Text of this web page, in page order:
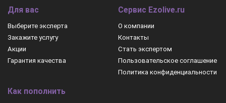
Для вас
Выберите эксперта
Закажите услугу
Акции
Гарантия качества
Сервис Ezolive.ru
О компании
Контакты
Стать экспертом
Пользовательское соглашение
Политика конфиденциальности
Как пополнить